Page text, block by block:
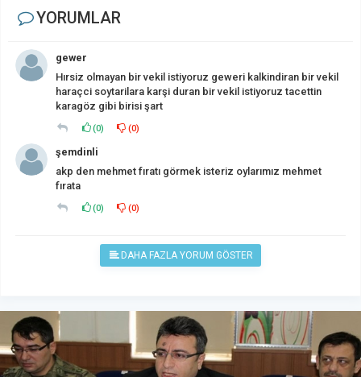
YORUMLAR
gewer
Hırsiz olmayan bir vekil istiyoruz geweri kalkindiran bir vekil
haraçci soytarilara karşi duran bir vekil istiyoruz tacettin
karagöz gibi birisi şart
(0) (0)
şemdinli
akp den mehmet fıratı görmek isteriz oylarımız mehmet
fırata
(0) (0)
DAHA FAZLA YORUM GÖSTER